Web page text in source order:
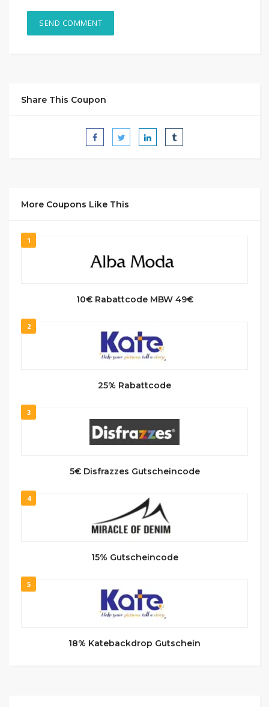
Share This Coupon
More Coupons Like This
1
10€ Rabattcode MBW 49€
2
25% Rabattcode
3
5€ Disfrazzes Gutscheincode
4
15% Gutscheincode
5
18% Katebackdrop Gutschein